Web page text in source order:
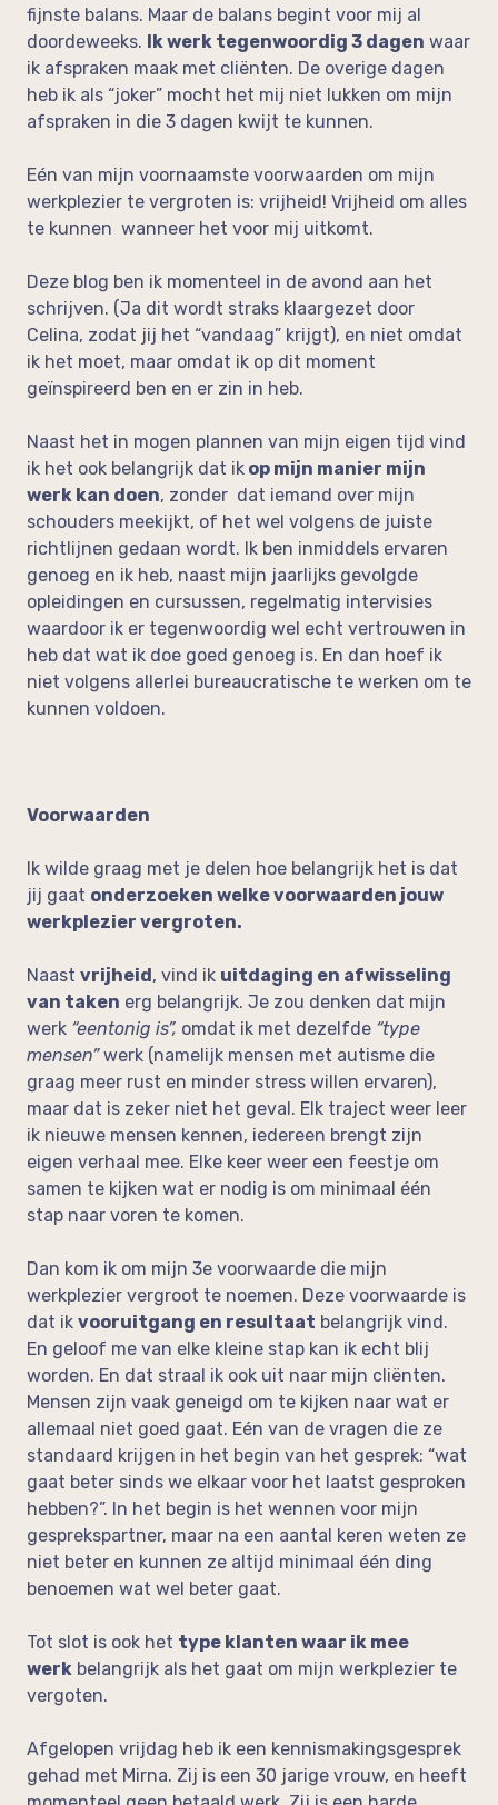
fijnste balans. Maar de balans begint voor mij al
doordeweeks. Ik werk tegenwoordig 3 dagen waar
ik afspraken maak met cliënten. De overige dagen
heb ik als “joker” mocht het mij niet lukken om mijn
afspraken in die 3 dagen kwijt te kunnen.
Eén van mijn voornaamste voorwaarden om mijn
werkplezier te vergroten is: vrijheid! Vrijheid om alles
te kunnen wanneer het voor mij uitkomt.
Deze blog ben ik momenteel in de avond aan het
schrijven. (Ja dit wordt straks klaargezet door
Celina, zodat jij het “vandaag” krijgt), en niet omdat
ik het moet, maar omdat ik op dit moment
geïnspireerd ben en er zin in heb.
Naast het in mogen plannen van mijn eigen tijd vind
ik het ook belangrijk dat ik op mijn manier mijn
werk kan doen, zonder dat iemand over mijn
schouders meekijkt, of het wel volgens de juiste
richtlijnen gedaan wordt. Ik ben inmiddels ervaren
genoeg en ik heb, naast mijn jaarlijks gevolgde
opleidingen en cursussen, regelmatig intervisies
waardoor ik er tegenwoordig wel echt vertrouwen in
heb dat wat ik doe goed genoeg is. En dan hoef ik
niet volgens allerlei bureaucratische te werken om te
kunnen voldoen.
Voorwaarden
Ik wilde graag met je delen hoe belangrijk het is dat
jij gaat onderzoeken welke voorwaarden jouw
werkplezier vergroten.
Naast vrijheid, vind ik uitdaging en afwisseling
van taken erg belangrijk. Je zou denken dat mijn
werk “eentonig is”, omdat ik met dezelfde “type
mensen”werk (namelijk mensen met autisme die
graag meer rust en minder stress willen ervaren),
maar dat is zeker niet het geval. Elk traject weer leer
ik nieuwe mensen kennen, iedereen brengt zijn
eigen verhaal mee. Elke keer weer een feestje om
samen te kijken wat er nodig is om minimaal één
stap naar voren te komen.
Dan kom ik om mijn 3e voorwaarde die mijn
werkplezier vergroot te noemen. Deze voorwaarde is
dat ik vooruitgang en resultaat belangrijk vind.
En geloof me van elke kleine stap kan ik echt blij
worden. En dat straal ik ook uit naar mijn cliënten.
Mensen zijn vaak geneigd om te kijken naar wat er
allemaal niet goed gaat. Eén van de vragen die ze
standaard krijgen in het begin van het gesprek: “wat
gaat beter sinds we elkaar voor het laatst gesproken
hebben?”. In het begin is het wennen voor mijn
gesprekspartner, maar na een aantal keren weten ze
niet beter en kunnen ze altijd minimaal één ding
benoemen wat wel beter gaat.
Tot slot is ook het type klanten waar ik mee
werk belangrijk als het gaat om mijn werkplezier te
vergoten.
Afgelopen vrijdag heb ik een kennismakingsgesprek
gehad met Mirna. Zij is een 30 jarige vrouw, en heeft